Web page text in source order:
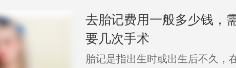
去胎记费用一般多少钱，
要几次手术
胎记是指出生时或出生后不久，